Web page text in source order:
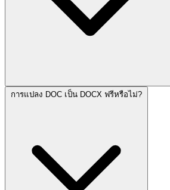
การแปลง DOC เป็น DOCX ฟรีหรือไม่?